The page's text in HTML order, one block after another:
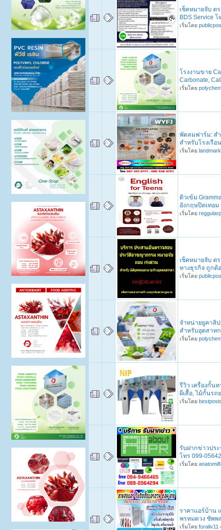
เช็คหมายจับ ต
BDS Service
เริ่มโดย
โรงงานขาย
Carbonate,
เริ่มโดย
พัดลมฟาร์ม: ส
สำหรับโรงเรื
เริ่มโดย
ติวเข้ม
อังกฤษปิดเทอ
เริ่มโดย
เช็คหมายจับ ต
ทางธุรกิจ ถูกต้
เริ่มโดย
จำหน่ายยูคาลิ
สำหรับอุตสาห
เริ่มโดย
รีวิว เครื่องกั้น
ผีเสื้อ, ไม้กั้นรถ
เริ่มโดย
รับฝากข่าวประ
โทร 099-
เริ่มโดย
ราคาแอร์บ้าน
พรหมดวง ซัพพ
เริ่มโดย foraliv11